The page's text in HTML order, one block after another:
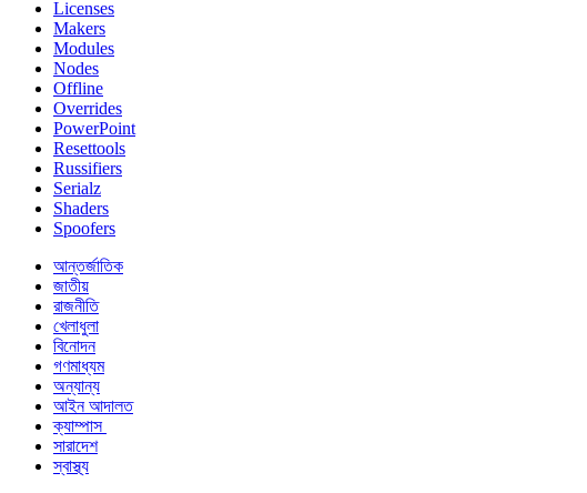
Licenses
Makers
Modules
Nodes
Offline
Overrides
PowerPoint
Resettools
Russifiers
Serialz
Shaders
Spoofers
আন্তর্জাতিক
জাতীয়
রাজনীতি
খেলাধুলা
বিনোদন
গণমাধ্যম
অন্যান্য
আইন আদালত
ক্যাম্পাস
সারাদেশ
স্বাস্থ্য